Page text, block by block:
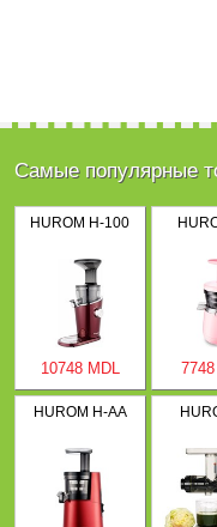
Самые популярные
HUROM H-100
10748 MDL
HUROM H-AA